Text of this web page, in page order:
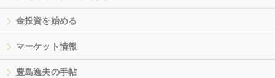
金投資を始める
マーケット情報
豊島逸夫の手帖